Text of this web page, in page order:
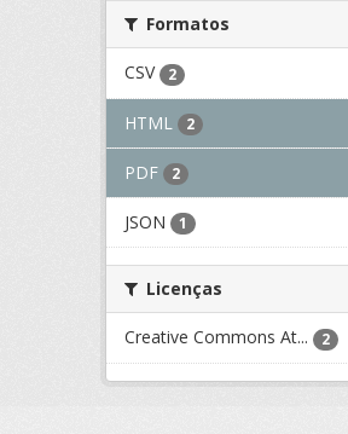
Formatos
CSV 2
HTML 2
PDF 2
JSON 1
Licenças
Creative Commons At... 2